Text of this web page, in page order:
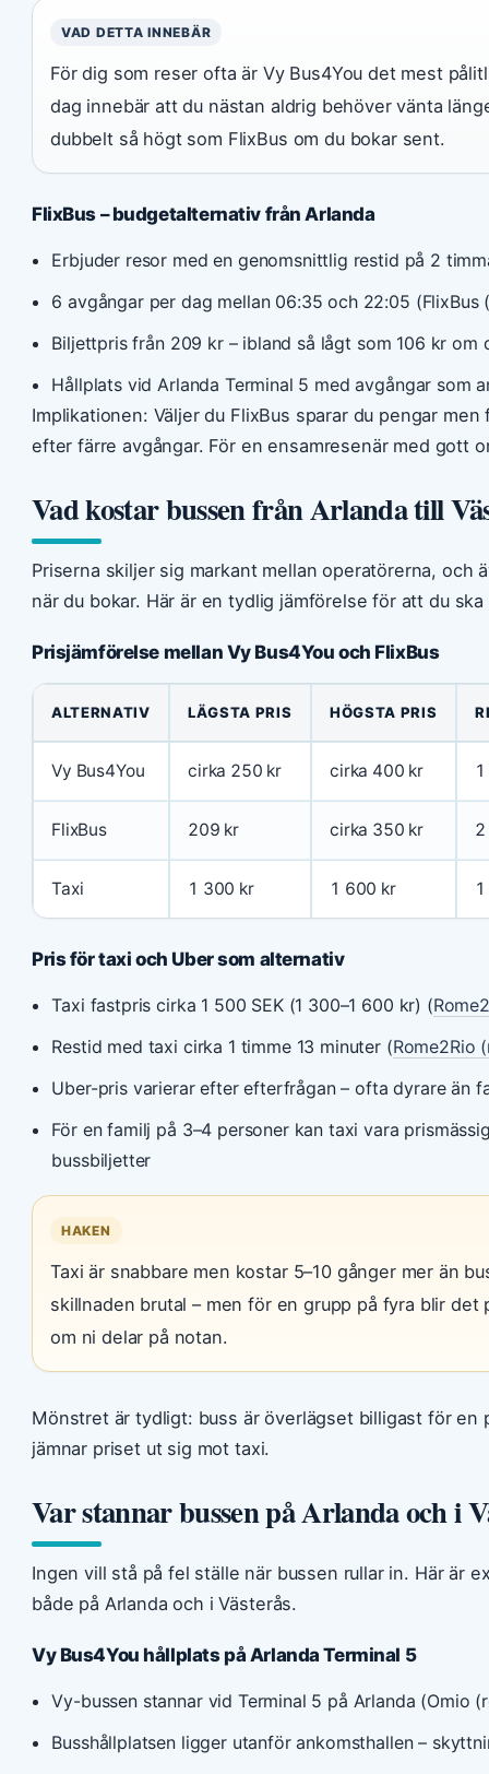
VAD DETTA INNEBÄR
För dig som reser ofta är Vy Bus4You det mest
dag innebär att du nästan aldrig behöver vänta
dubbelt så högt som FlixBus om du bokar sent.
FlixBus – budgetalternativ från Arlanda
Erbjuder resor med en genomsnittlig restid på 2
6 avgångar per dag mellan 06:35 och 22:05 (FlixBus
Biljettpris från 209 kr – ibland så lågt som 106 kr
Hållplats vid Arlanda Terminal 5 med avgångar som
Implikationen: Väljer du FlixBus sparar du pengar
efter färre avgångar. För en ensamresenär med gott
Vad kostar bussen från Arlanda till
Priserna skiljer sig markant mellan operatörerna, och
när du bokar. Här är en tydlig jämförelse för att du
Prisjämförelse mellan Vy Bus4You och FlixBus
ALTERNATIV LÄGSTA PRIS HÖGSTA PRIS
Vy Bus4You cirka 250 kr cirka 400 kr
FlixBus 209 kr cirka 350 kr
Taxi 1 300 kr 1 600 kr
Pris för taxi och Uber som alternativ
Taxi fastpris cirka 1 500 SEK (1 300–1 600 kr) (
Restid med taxi cirka 1 timme 13 minuter (Rome2Rio
Uber-pris varierar efter efterfrågan – ofta dyrare än
För en familj på 3–4 personer kan taxi vara
bussbiljetter
HAKEN
Taxi är snabbare men kostar 5–10 gånger mer än
skillnaden brutal – men för en grupp på fyra blir
om ni delar på notan.
Mönstret är tydligt: buss är överlägset billigast för en
jämnar priset ut sig mot taxi.
Var stannar bussen på Arlanda och i
Ingen vill stå på fel ställe när bussen rullar in. Här är
både på Arlanda och i Västerås.
Vy Bus4You hållplats på Arlanda Terminal 5
Vy-bussen stannar vid Terminal 5 på Arlanda (Omio
Busshållplatsen ligger utanför ankomsthallen –